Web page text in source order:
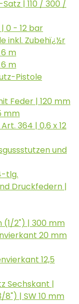
| 110 / 300 /
0 - 12 bar
inkl. Zubehï¿½r
m
m
Pistole
Feder | 120 mm
mm
364 | 0,6 x 12
und
tlg.
Druckfedern |
(1/2") | 300 mm
20 mm
12,5
Sechskant |
| SW 10 mm